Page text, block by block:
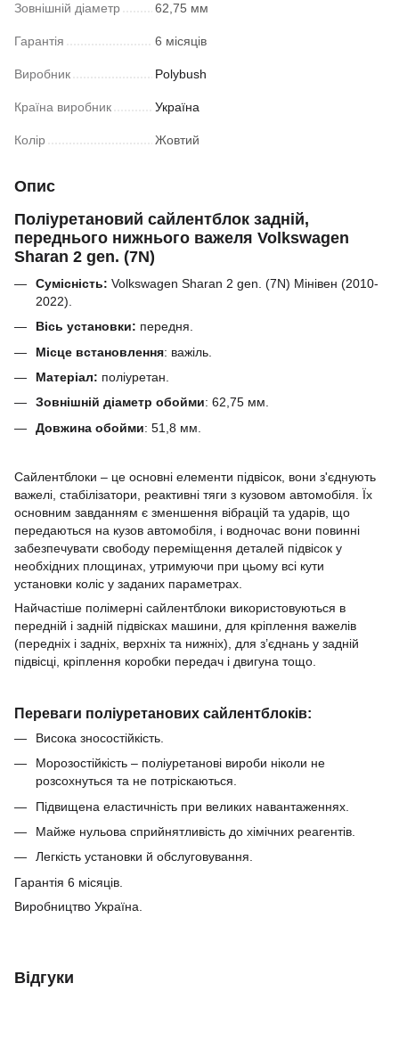
Зовнішній діаметр 62,75 мм
Гарантія 6 місяців
Виробник Polybush
Країна виробник Україна
Колір Жовтий
Опис
Поліуретановий сайлентблок задній,
переднього нижнього важеля Volkswagen
Sharan 2 gen. (7N)
Сумісність: Volkswagen Sharan 2 gen. (7N) Мінівен (2010-
2022).
Вісь установки: передня.
Місце встановлення: важіль.
Матеріал: поліуретан.
Зовнішній діаметр обойми: 62,75 мм.
Довжина обойми: 51,8 мм.
Сайлентблоки – це основні елементи підвісок, вони з'єднують
важелі, стабілізатори, реактивні тяги з кузовом автомобіля.
Їх
основним завданням є зменшення вібрацій та ударів, що
передаються на кузов автомобіля, і водночас вони повинні
забезпечувати свободу переміщення деталей підвісок у
необхідних площинах, утримуючи при цьому всі кути
установки коліс у заданих параметрах.
Найчастіше полімерні сайлентблоки використовуються в
передній і задній підвісках машини, для кріплення важелів
(передніх і задніх, верхніх та нижніх), для з’єднань у задній
підвісці, кріплення коробки передач і двигуна тощо.
Переваги поліуретанових сайлентблоків:
Висока зносостійкість.
Морозостійкість – поліуретанові вироби ніколи не
розсохнуться та не потріскаються.
Підвищена еластичність при великих навантаженнях.
Майже нульова сприйнятливість до хімічних реагентів.
Легкість установки й обслуговування.
Гарантія 6 місяців.
Виробництво Україна.
Відгуки